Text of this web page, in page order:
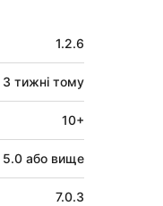
1.2.6
3 тижні тому
10+
5.0 або вище
7.0.3